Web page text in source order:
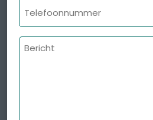
Telefoonnummer
Bericht